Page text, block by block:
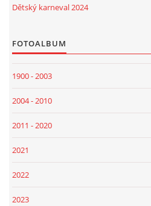
Dětský karneval 2024
FOTOALBUM
1900 - 2003
2004 - 2010
2011 - 2020
2021
2022
2023